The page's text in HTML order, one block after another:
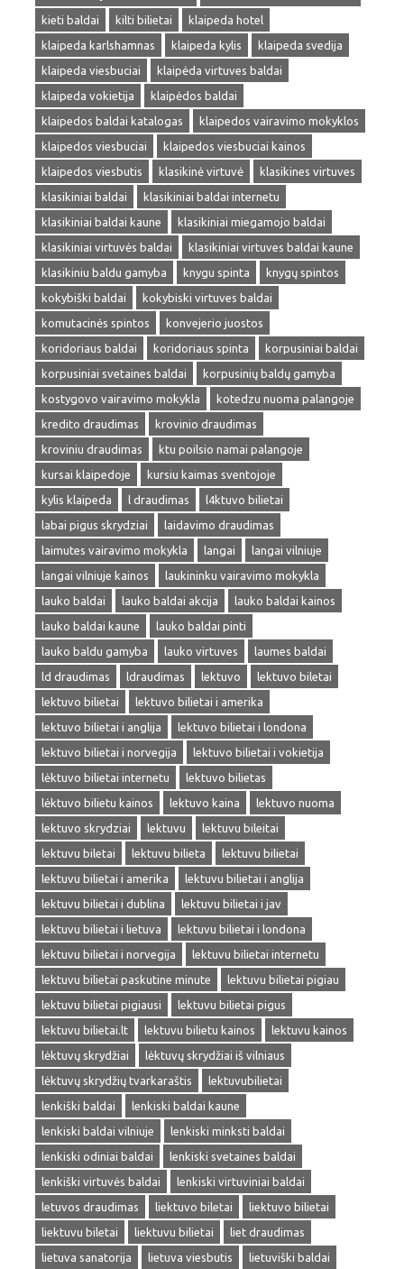
kieti baldai
kilti bilietai
klaipeda hotel
klaipeda karlshamnas
klaipeda kylis
klaipeda svedija
klaipeda viesbuciai
klaipėda virtuves baldai
klaipeda vokietija
klaipėdos baldai
klaipedos baldai katalogas
klaipedos vairavimo mokyklos
klaipedos viesbuciai
klaipedos viesbuciai kainos
klaipedos viesbutis
klasikinė virtuvė
klasikines virtuves
klasikiniai baldai
klasikiniai baldai internetu
klasikiniai baldai kaune
klasikiniai miegamojo baldai
klasikiniai virtuvės baldai
klasikiniai virtuves baldai kaune
klasikiniu baldu gamyba
knygu spinta
knygų spintos
kokybiški baldai
kokybiski virtuves baldai
komutacinės spintos
konvejerio juostos
koridoriaus baldai
koridoriaus spinta
korpusiniai baldai
korpusiniai svetaines baldai
korpusinių baldų gamyba
kostygovo vairavimo mokykla
kotedzu nuoma palangoje
kredito draudimas
krovinio draudimas
kroviniu draudimas
ktu poilsio namai palangoje
kursai klaipedoje
kursiu kaimas sventojoje
kylis klaipeda
l draudimas
l4ktuvo bilietai
labai pigus skrydziai
laidavimo draudimas
laimutes vairavimo mokykla
langai
langai vilniuje
langai vilniuje kainos
laukininku vairavimo mokykla
lauko baldai
lauko baldai akcija
lauko baldai kainos
lauko baldai kaune
lauko baldai pinti
lauko baldu gamyba
lauko virtuves
laumes baldai
ld draudimas
ldraudimas lektuvo
lektuvo biletai
lektuvo bilietai
lektuvo bilietai i amerika
lektuvo bilietai i anglija
lektuvo bilietai i londona
lektuvo bilietai i norvegija
lektuvo bilietai i vokietija
lėktuvo bilietai internetu
lektuvo bilietas
lėktuvo bilietu kainos
lektuvo kaina
lektuvo nuoma
lektuvo skrydziai
lektuvu
lektuvu bileitai
lektuvu biletai
lektuvu bilieta
lektuvu bilietai
lektuvu bilietai i amerika
lektuvu bilietai i anglija
lektuvu bilietai i dublina
lektuvu bilietai i jav
lektuvu bilietai i lietuva
lektuvu bilietai i londona
lektuvu bilietai i norvegija
lektuvu bilietai internetu
lektuvu bilietai paskutine minute
lektuvu bilietai pigiau
lektuvu bilietai pigiausi
lektuvu bilietai pigus
lektuvu bilietai.lt
lektuvu bilietu kainos
lektuvu kainos
lėktuvų skrydžiai
lėktuvų skrydžiai iš vilniaus
lėktuvų skrydžių tvarkaraštis
lektuvubilietai
lenkiški baldai
lenkiski baldai kaune
lenkiski baldai vilniuje
lenkiski minksti baldai
lenkiski odiniai baldai
lenkiski svetaines baldai
lenkiški virtuvės baldai
lenkiski virtuviniai baldai
letuvos draudimas
liektuvo biletai
liektuvo bilietai
liektuvu biletai
liektuvu bilietai
liet draudimas
lietuva sanatorija
lietuva viesbutis
lietuviški baldai